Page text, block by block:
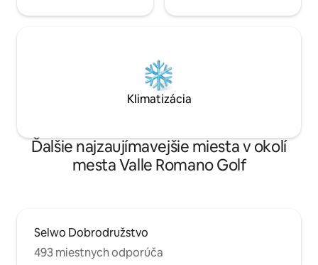
Klimatizácia
Ďalšie najzaujímavejšie miesta v okolí
mesta Valle Romano Golf
Selwo Dobrodružstvo
493 miestnych odporúča